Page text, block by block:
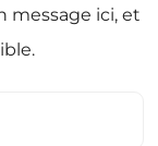
message ici, et